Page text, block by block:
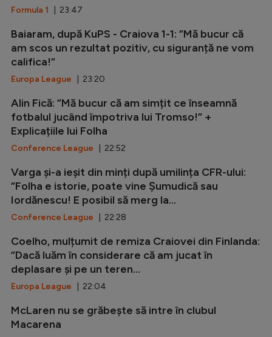
Formula 1 | 23:47
Baiaram, după KuPS - Craiova 1-1: ”Mă bucur că
am scos un rezultat pozitiv, cu siguranță ne vom
califica!”
Europa League | 23:20
Alin Fică: ”Mă bucur că am simțit ce înseamnă
fotbalul jucând împotriva lui Tromso!” +
Explicațiile lui Folha
Conference League | 22:52
Varga și-a ieșit din minți după umilința CFR-ului:
”Folha e istorie, poate vine Șumudică sau
Iordănescu! E posibil să merg la...
Conference League | 22:28
Coelho, mulțumit de remiza Craiovei din Finlanda:
”Dacă luăm în considerare că am jucat în
deplasare și pe un teren...
Europa League | 22:04
McLaren nu se grăbește să intre în clubul
Macarena